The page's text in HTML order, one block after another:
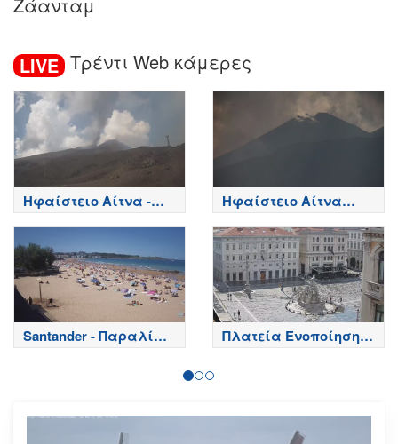
LIVE Τρέντι Web κάμερες
Ηφαίστειο Αίτνα -
Κορυφή κρατήρων,
Etna
Ηφαίστειο Αίτνα
Τώρα
Santander - Παραλία
Playa del Sardinero -
Πλατεία Ενοποίηση
Ιταλίας - Τεργέστη